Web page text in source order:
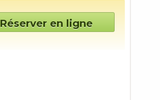
Réserver en ligne